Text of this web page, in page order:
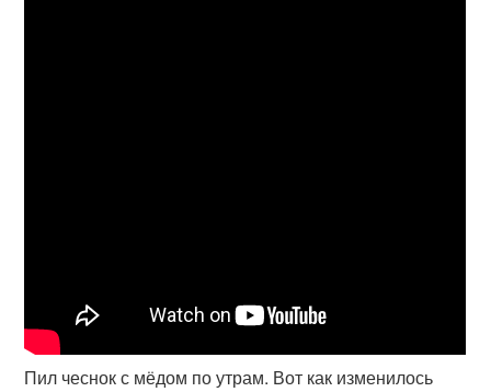
Пил чеснок с мёдом по утрам. Вот как изменилось